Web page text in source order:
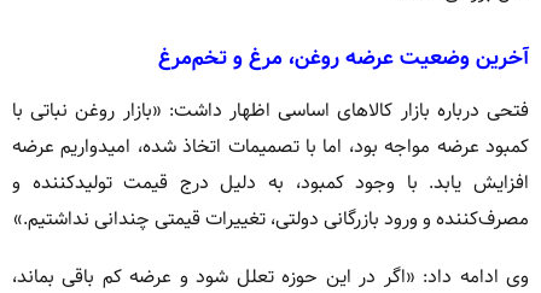
آخرین وضعیت عرضه روغن، مرغ و تخم‌مرغ
فتحی درباره بازار کالاهای اساسی اظهار داشت: «بازار روغن نباتی با
کمبود عرضه مواجه بود، اما با تصمیمات اتخاذ شده، امیدواریم عرضه
افزایش یابد. با وجود کمبود، به دلیل درج قیمت تولیدکننده و
مصرف‌کننده و ورود بازرگانی دولتی، تغییرات قیمتی چندانی نداشتیم.»
وی ادامه داد: «اگر در این حوزه تعلل شود و عرضه کم باقی بماند،